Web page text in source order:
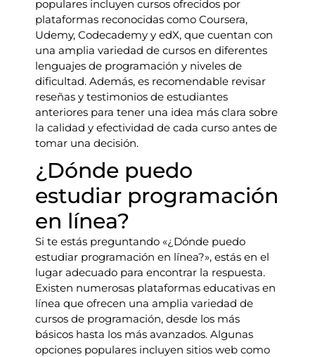
populares incluyen cursos ofrecidos por
plataformas reconocidas como Coursera,
Udemy, Codecademy y edX, que cuentan con
una amplia variedad de cursos en diferentes
lenguajes de programación y niveles de
dificultad. Además, es recomendable revisar
reseñas y testimonios de estudiantes
anteriores para tener una idea más clara sobre
la calidad y efectividad de cada curso antes de
tomar una decisión.
¿Dónde puedo
estudiar programación
en línea?
Si te estás preguntando «¿Dónde puedo
estudiar programación en línea?», estás en el
lugar adecuado para encontrar la respuesta.
Existen numerosas plataformas educativas en
línea que ofrecen una amplia variedad de
cursos de programación, desde los más
básicos hasta los más avanzados. Algunas
opciones populares incluyen sitios web como